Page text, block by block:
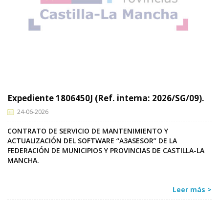
Expediente 1806450J (Ref. interna: 2026/SG/09).
24-06-2026
CONTRATO DE SERVICIO DE MANTENIMIENTO Y
ACTUALIZACIÓN DEL SOFTWARE “A3ASESOR” DE LA
FEDERACIÓN DE MUNICIPIOS Y PROVINCIAS DE CASTILLA-LA
MANCHA.
Leer más >